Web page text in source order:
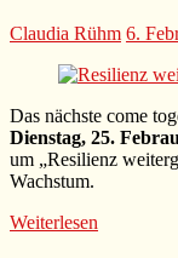
Claudia Rühm 6.
Das nächste come
Dienstag, 25.
um „Resilienz
Wachstum.
Weiterlesen